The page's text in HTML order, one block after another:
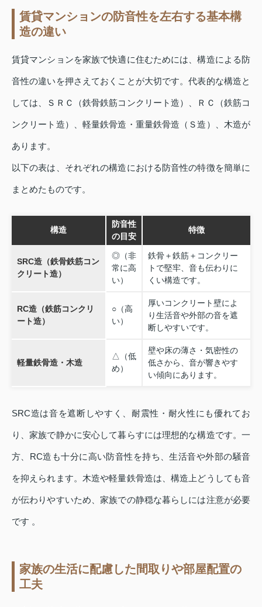
賃貸マンションの防音性を左右する基本構
造の違い
賃貸マンションを家族で快適に住むためには、構造による防
音性の違いを押さえておくことが大切です。代表的な構造と
しては、ＳＲＣ（鉄骨鉄筋コンクリート造）、ＲＣ（鉄筋コ
ンクリート造）、軽量鉄骨造・重量鉄骨造（Ｓ造）、木造が
あります。
以下の表は、それぞれの構造における防音性の特徴を簡単に
まとめたものです。
構造
防音性
の目安
特徴
SRC造（鉄骨鉄筋コン
クリート造）
◎（非
常に高
い）
鉄骨＋鉄筋＋コンクリー
トで堅牢、音も伝わりに
くい構造です。
RC造（鉄筋コンクリ
ート造）
○（高
い）
厚いコンクリート壁によ
り生活音や外部の音を遮
断しやすいです。
軽量鉄骨造・木造
△（低
め）
壁や床の薄さ・気密性の
低さから、音が響きやす
い傾向にあります。
SRC造は音を遮断しやすく、耐震性・耐火性にも優れてお
り、家族で静かに安心して暮らすには理想的な構造です。一
方、RC造も十分に高い防音性を持ち、生活音や外部の騒音
を抑えられます。木造や軽量鉄骨造は、構造上どうしても音
が伝わりやすいため、家族での静穏な暮らしには注意が必要
です 。
家族の生活に配慮した間取りや部屋配置の
工夫